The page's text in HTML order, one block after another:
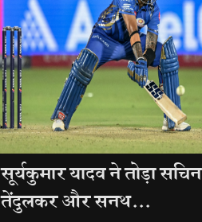
सूर्यकुमार यादव ने तोड़ा सचिन
तेंदुलकर और सनथ...